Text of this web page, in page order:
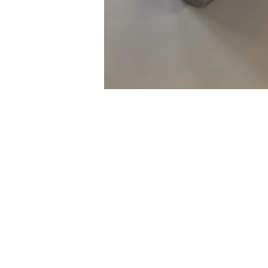
STARTOVACÍ NÁBOJE FIOCCHI 8MM